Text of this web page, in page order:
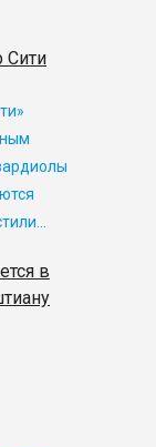
Сити
в